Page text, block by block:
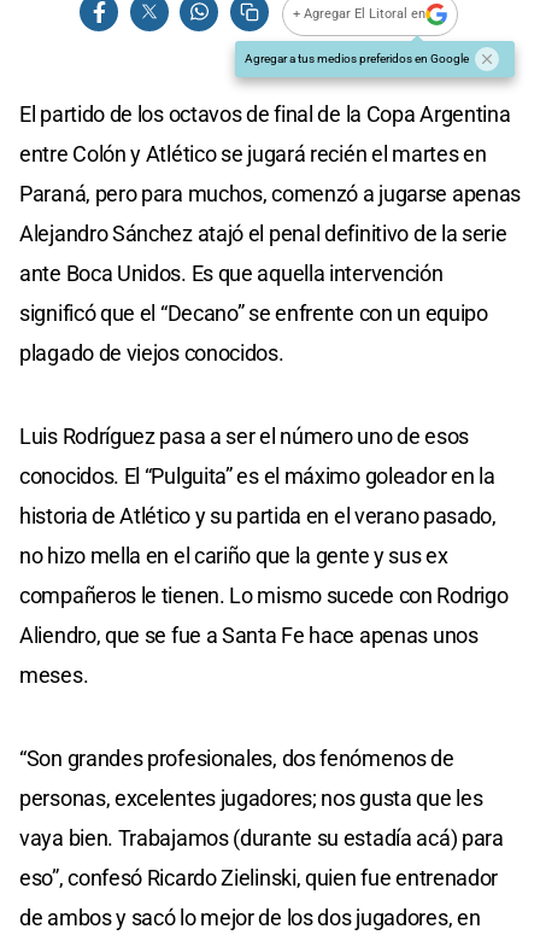
+ Agregar El Litoral en
Agregar a tus medios preferidos en Google
El partido de los octavos de final de la Copa Argentina
entre Colón y Atlético se jugará recién el martes en
Paraná, pero para muchos, comenzó a jugarse apenas
Alejandro Sánchez atajó el penal definitivo de la serie
ante Boca Unidos. Es que aquella intervención
significó que el “Decano” se enfrente con un equipo
plagado de viejos conocidos.
Luis Rodríguez pasa a ser el número uno de esos
conocidos. El “Pulguita” es el máximo goleador en la
historia de Atlético y su partida en el verano pasado,
no hizo mella en el cariño que la gente y sus ex
compañeros le tienen. Lo mismo sucede con Rodrigo
Aliendro, que se fue a Santa Fe hace apenas unos
meses.
“Son grandes profesionales, dos fenómenos de
personas, excelentes jugadores; nos gusta que les
vaya bien. Trabajamos (durante su estadía acá) para
eso”, confesó Ricardo Zielinski, quien fue entrenador
de ambos y sacó lo mejor de los dos jugadores, en